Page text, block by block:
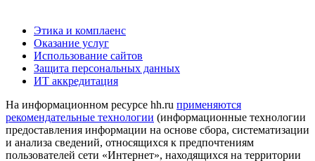
Этика и комплаенс
Оказание услуг
Использование сайтов
Защита персональных данных
ИТ аккредитация
На информационном ресурсе hh.ru применяются
рекомендательные технологии (информационные технологии
предоставления информации на основе сбора, систематизации
и анализа сведений, относящихся к предпочтениям
пользователей сети «Интернет», находящихся на территории